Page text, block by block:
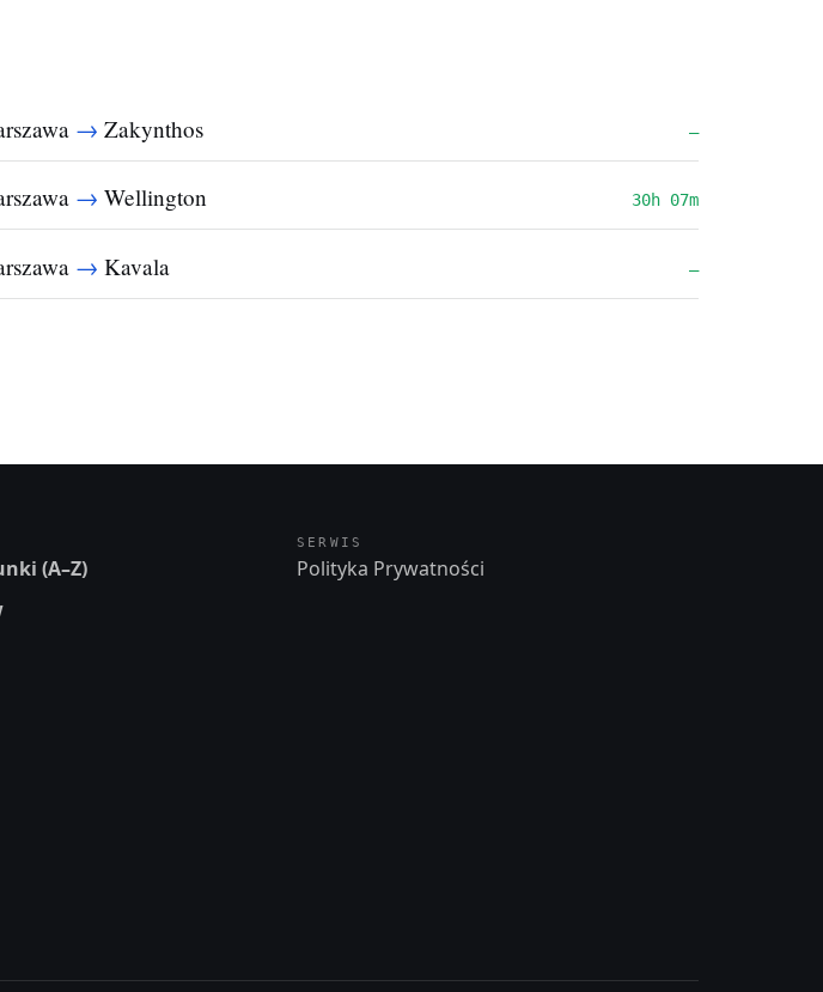
→ Zakynthos —
→ Wellington 30h 07m
→ Kavala —
(A–Z)
SERWIS
Polityka Prywatności